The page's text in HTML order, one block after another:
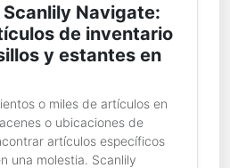
Navigate:
de inventario
y estantes en
o miles de artículos en
o ubicaciones de
artículos específicos
una molestia. Scanlily